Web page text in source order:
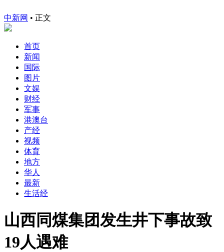
中新网 • 正文
首页
新闻
国际
图片
文娱
财经
军事
港澳台
产经
视频
体育
地方
华人
最新
生活经
山西同煤集团发生井下事故致
19人遇难